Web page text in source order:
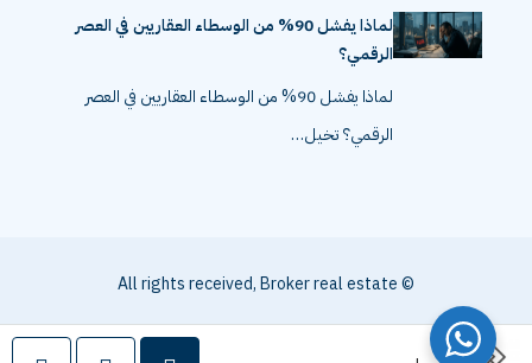
لماذا يفشل 90% من الوسطاء العقاريين في العصر
الرقمي؟
لماذا يفشل 90% من الوسطاء العقاريين في العصر
الرقمي؟ تخيل…
© All rights received, Broker real estate